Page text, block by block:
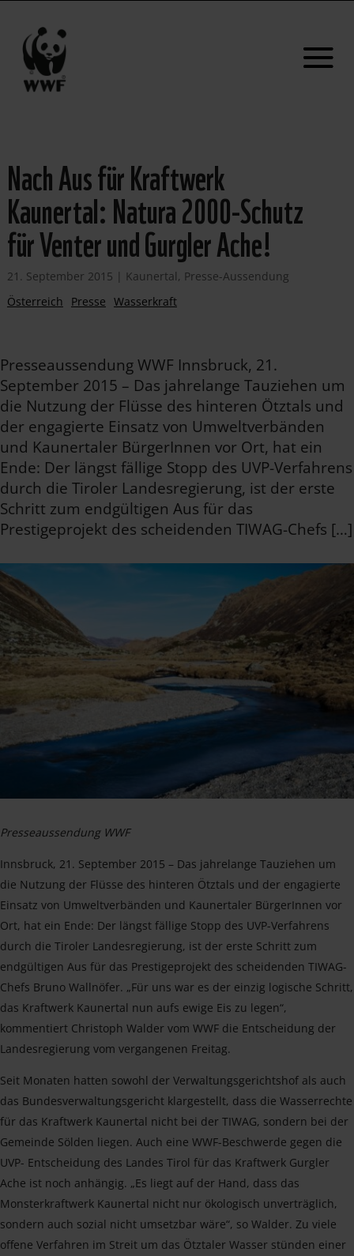
Nach Aus für Kraftwerk
Kaunertal: Natura 2000-Schutz
für Venter und Gurgler Ache!
21. September 2015 | Kaunertal, Presse-Aussendung
Österreich
Presse Wasserkraft
Presseaussendung WWF Innsbruck, 21.
September 2015 – Das jahrelange Tauziehen um
die Nutzung der Flüsse des hinteren Ötztals und
der engagierte Einsatz von Umweltverbänden
und Kaunertaler BürgerInnen vor Ort, hat ein
Ende: Der längst fällige Stopp des UVP-Verfahrens
durch die Tiroler Landesregierung, ist der erste
Schritt zum endgültigen Aus für das
Prestigeprojekt des scheidenden TIWAG-Chefs […]
Presseaussendung WWF
Innsbruck, 21. September 2015 – Das jahrelange Tauziehen um
die Nutzung der Flüsse des hinteren Ötztals und der engagierte
Einsatz von Umweltverbänden und Kaunertaler BürgerInnen vor
Ort, hat ein Ende: Der längst fällige Stopp des UVP-Verfahrens
durch die Tiroler Landesregierung, ist der erste Schritt zum
endgültigen Aus für das Prestigeprojekt des scheidenden TIWAG-
Chefs Bruno Wallnöfer. „Für uns war es der einzig logische Schritt,
das Kraftwerk Kaunertal nun aufs ewige Eis zu legen“,
kommentiert Christoph Walder vom WWF die Entscheidung der
Landesregierung vom vergangenen Freitag.
Seit Monaten hatten sowohl der Verwaltungsgerichtshof als auch
das Bundesverwaltungsgericht klargestellt, dass die Wasserrechte
für das Kraftwerk Kaunertal nicht bei der TIWAG, sondern bei der
Gemeinde Sölden liegen. Auch eine WWF-Beschwerde gegen die
UVP- Entscheidung des Landes Tirol für das Kraftwerk Gurgler
Ache ist noch anhängig. „Es liegt auf der Hand, dass das
Monsterkraftwerk Kaunertal nicht nur ökologisch unverträglich,
sondern auch sozial nicht umsetzbar wäre“, so Walder. Zu viele
offene Verfahren im Streit um das Ötztaler Wasser stünden einer